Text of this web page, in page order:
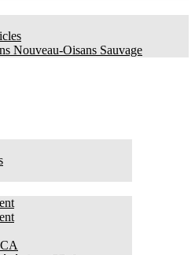
Nouveau-Oisans Sauvage